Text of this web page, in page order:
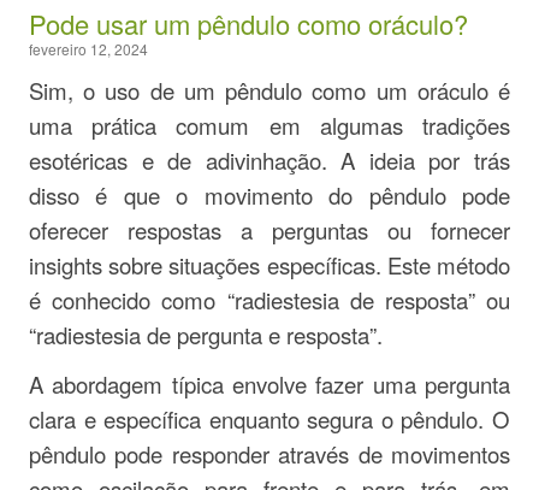
Pode usar um pêndulo como oráculo?
fevereiro 12, 2024
Sim, o uso de um pêndulo como um oráculo é
uma prática comum em algumas tradições
esotéricas e de adivinhação. A ideia por trás
disso é que o movimento do pêndulo pode
oferecer respostas a perguntas ou fornecer
insights sobre situações específicas. Este método
é conhecido como “radiestesia de resposta” ou
“radiestesia de pergunta e resposta”.
A abordagem típica envolve fazer uma pergunta
clara e específica enquanto segura o pêndulo. O
pêndulo pode responder através de movimentos